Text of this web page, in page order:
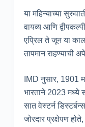
या महिन्याच्या
वायव्य आणि
एप्रिल ते जून या
तापमान राहण्याची
IMD नुसार, 1901
भारताने 2023 मध्ये
सात वेस्टर्न
जोरदार प्रक्षेपण